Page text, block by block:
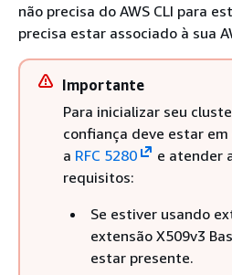
não precisa do AWS CLI para
precisa estar associado à sua
Importante
Para inicializar seu
confiança deve estar
a RFC 5280
e atender
requisitos:
Se estiver usando
extensão X509v3
estar presente.